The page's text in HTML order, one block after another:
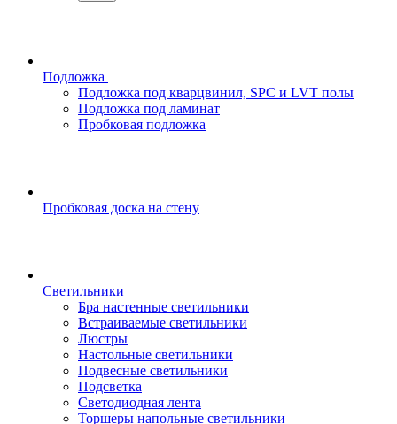
Подложка
Подложка под кварцвинил, SPC и LVT полы
Подложка под ламинат
Пробковая подложка
Пробковая доска на стену
Светильники
Бра настенные светильники
Встраиваемые светильники
Люстры
Настольные светильники
Подвесные светильники
Подсветка
Светодиодная лента
Торшеры напольные светильники